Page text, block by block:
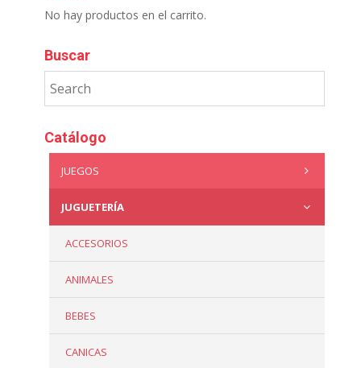
No hay productos en el carrito.
Buscar
Catálogo
JUEGOS
JUGUETERÍA
ACCESORIOS
ANIMALES
BEBES
CANICAS